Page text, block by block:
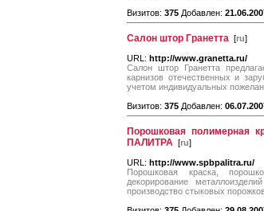
Визитов: 375 Добавлен:
Салон штор Гранетта [ru]
URL: http://www.granetta.ru/
Салон штор Гранетта
карнизов отечественных и
учетом индивидуальных
Визитов: 375 Добавлен:
Порошковая полимерная
ПАЛИТРА [ru]
URL: http://www.spbpalitra.ru/
Порошковая краска,
декорирование
производство стыковых